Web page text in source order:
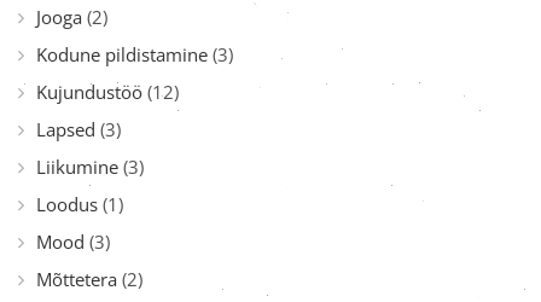
Jooga (2)
Kodune pildistamine (3)
Kujundustöö (12)
Lapsed (3)
Liikumine (3)
Loodus (1)
Mood (3)
Mõttetera (2)